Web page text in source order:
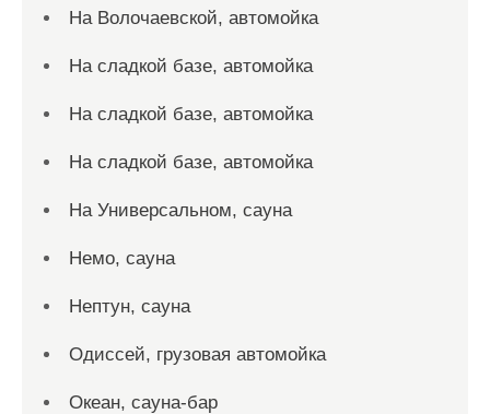
На Волочаевской, автомойка
На сладкой базе, автомойка
На сладкой базе, автомойка
На сладкой базе, автомойка
На Универсальном, сауна
Немо, сауна
Нептун, сауна
Одиссей, грузовая автомойка
Океан, сауна-бар